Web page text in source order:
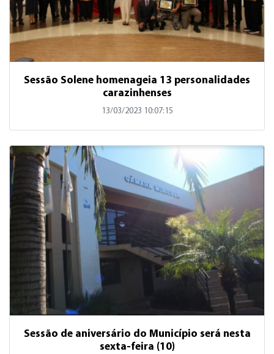
Sessão Solene homenageia 13 personalidades
carazinhenses
13/03/2023 10:07:15
Sessão de aniversário do Município será nesta
sexta-feira (10)